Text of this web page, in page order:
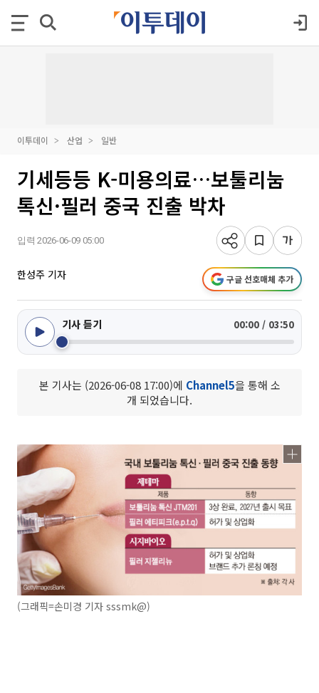
이투데이 산업 일반
기세등등 K-미용의료…보툴리눔
톡신·필러 중국 진출 박차
입력 2026-06-09 05:00
한성주 기자 구글 선호매체 추가
기사 듣기 00:00 / 03:50
본 기사는 (2026-06-08 17:00)에 Channel5을 통해 소
개 되었습니다.
(그래픽=손미경 기자 sssmk@)